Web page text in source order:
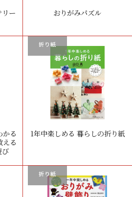
ー
おりがみパズル
かる
える
び
折り紙
1年中楽しめる 暮らしの折り紙
折り紙